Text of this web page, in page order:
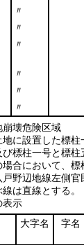
〃
〃
〃
〃
〃
〃
壊危険区域
に設置した標
標柱一号と標
合において、
野辺地線左側官
は直線とする。
表示
大字名 字名